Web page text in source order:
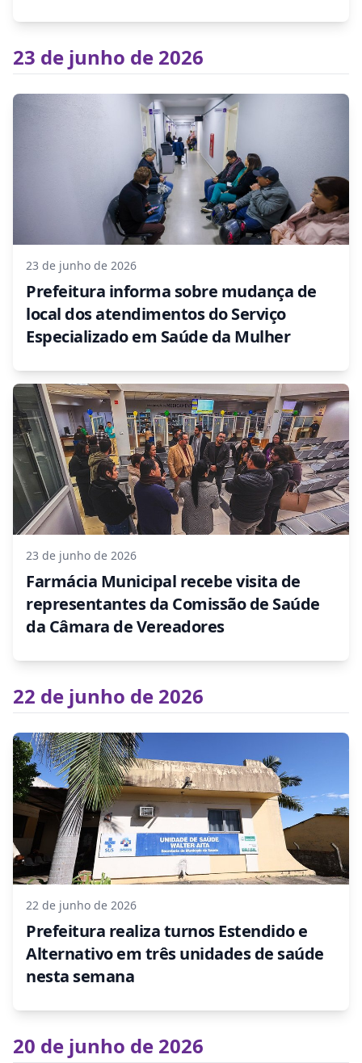
23 de junho de 2026
23 de junho de 2026
Prefeitura informa sobre mudança de
local dos atendimentos do Serviço
Especializado em Saúde da Mulher
23 de junho de 2026
Farmácia Municipal recebe visita de
representantes da Comissão de Saúde
da Câmara de Vereadores
22 de junho de 2026
22 de junho de 2026
Prefeitura realiza turnos Estendido e
Alternativo em três unidades de saúde
nesta semana
20 de junho de 2026